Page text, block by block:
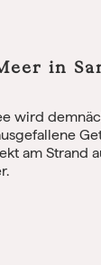
in
wird
am Strand